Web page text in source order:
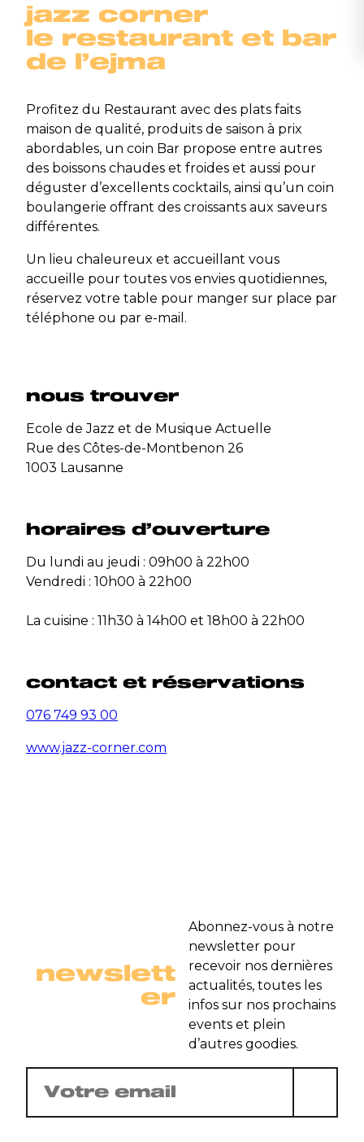
jazz corner
le restaurant et bar
de l’ejma
Profitez du Restaurant avec des plats faits
maison de qualité, produits de saison à prix
abordables, un coin Bar propose entre autres
des boissons chaudes et froides et aussi pour
déguster d’excellents cocktails, ainsi qu’un coin
boulangerie offrant des croissants aux saveurs
différentes.
Un lieu chaleureux et accueillant vous
accueille pour toutes vos envies quotidiennes,
réservez votre table pour manger sur place par
téléphone ou par e-mail.
nous trouver
Ecole de Jazz et de Musique Actuelle
Rue des Côtes-de-Montbenon 26
1003 Lausanne
horaires d’ouverture
Du lundi au jeudi : 09h00 à 22h00
Vendredi : 10h00 à 22h00
La cuisine : 11h30 à 14h00 et 18h00 à 22h00
contact et réservations
076 749 93 00
www.jazz-corner.com
newslett
er
Abonnez-vous à notre
newsletter pour
recevoir nos dernières
actualités, toutes les
infos sur nos prochains
events et plein
d’autres goodies.
mail
(Nécessaire)